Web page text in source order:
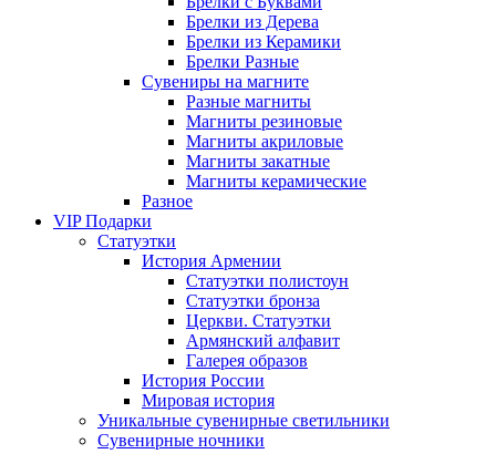
Брелки из Дерева
Брелки из Керамики
Брелки Разные
Сувениры на магните
Разные магниты
Магниты резиновые
Магниты акриловые
Магниты закатные
Магниты керамические
Разное
VIP Подарки
Статуэтки
История Армении
Статуэтки полистоун
Статуэтки бронза
Церкви. Статуэтки
Армянский алфавит
Галерея образов
История России
Мировая история
Уникальные сувенирные светильники
Сувенирные ночники